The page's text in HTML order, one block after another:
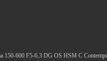
150-600 F5-6,3 DG OS HSM C